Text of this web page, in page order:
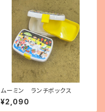
ムーミン ランチボックス
¥2,090